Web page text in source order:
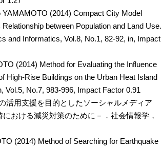
(2014) Compact City Model
between Population and Land Use.
and Informatics, Vol.8, No.1, 82-92, in, Impact
(2014) Method for Evaluating the Influence
High-Rise Buildings on the Urban Heat Island
Vol.5, No.7, 983-996, Impact Factor 0.91
活用支援を目的としたソーシャルメディア
おける減災対策のために－．社会情報学，
(2014) Method of Searching for Earthquake